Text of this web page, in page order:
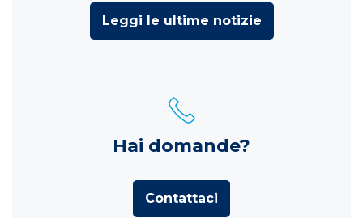
Leggi le ultime notizie
Hai domande?
Contattaci